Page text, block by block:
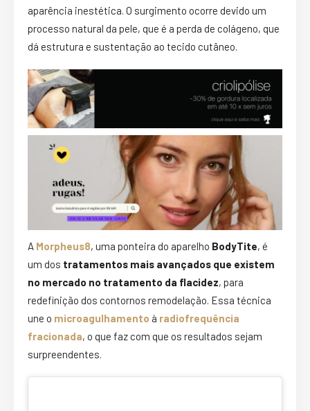
aparência inestética. O surgimento ocorre devido um
processo natural da pele, que é a perda de colágeno, que
dá estrutura e sustentaçāo ao tecido cutâneo.
A Morpheus8, uma ponteira do aparelho BodyTite, é
um dos tratamentos mais avançados que existem
no mercado no tratamento da flacidez, para
redefinição dos contornos remodelação. Essa técnica
une o microagulhamento à radiofrequência
fracionada, o que faz com que os resultados sejam
surpreendentes.